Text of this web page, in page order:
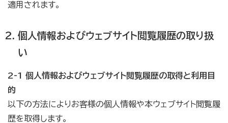
適用されます。
個人情報およびウェブサイト閲覧履歴の取り扱
い
2-1 個人情報およびウェブサイト閲覧履歴の取得と利用目
的
以下の方法によりお客様の個人情報や本ウェブサイト閲覧履
歴を取得します。